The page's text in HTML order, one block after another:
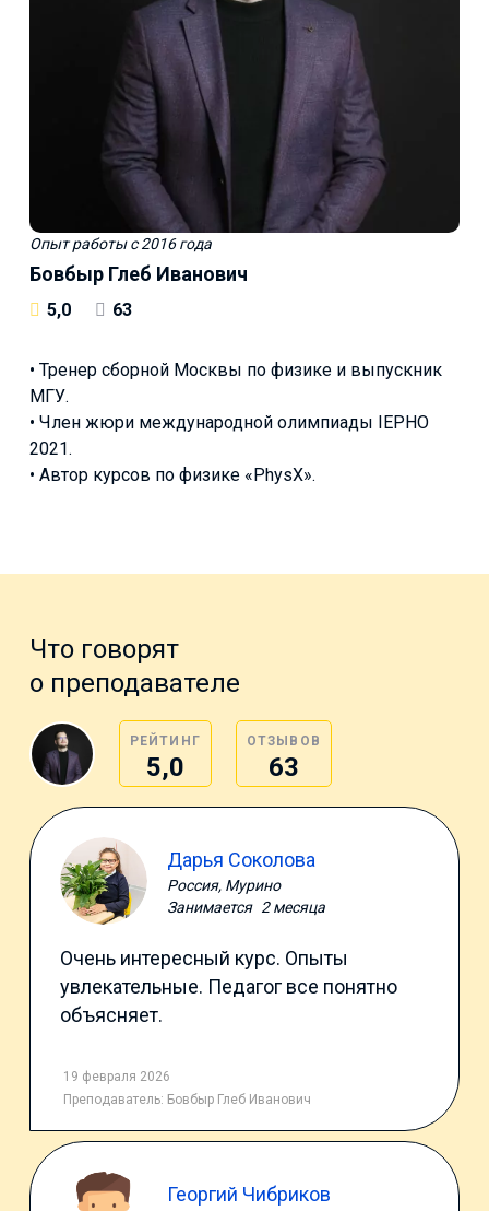
Опыт работыс 2016 года
Бовбыр Глеб Иванович
5,0 63
• Тренер сборной Москвы по физике и выпускник
МГУ.
• Член жюри международной олимпиады IEPHO
2021.
• Автор курсов по физике «PhysX».
Что говорят
о преподавателе
РЕЙТИНГ
5,0
ОТЗЫВОВ
63
Дарья Соколова
Россия, Мурино
Занимается 2 месяца
Очень интересный курс. Опыты
увлекательные. Педагог все понятно
объясняет.
19 февраля 2026
Преподаватель: Бовбыр Глеб Иванович
Георгий Чибриков